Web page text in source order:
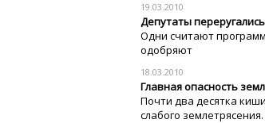
19.03.2010
Депутаты
Одни считают
одобряют
18.03.2010
Главная опасность
Почти два десятка
слабого